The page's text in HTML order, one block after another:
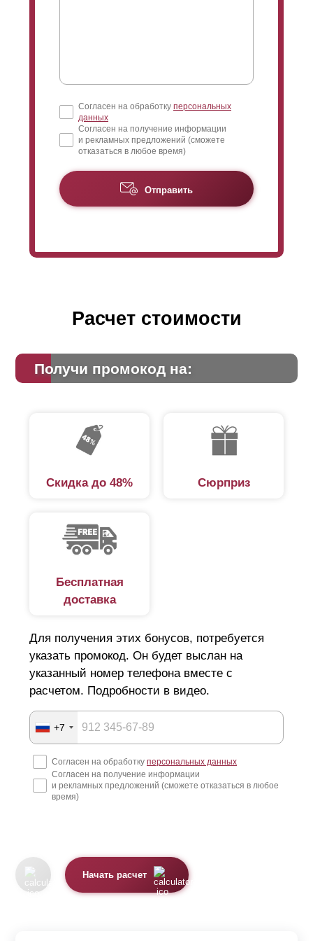
Согласен на обработку персональных
данных
Согласен на получение информации
и рекламных предложений (сможете
отказаться в любое время)
Отправить
Расчет стоимости
Получи промокод на:
Скидка до 48% Сюрприз
Бесплатная
доставка
Для получения этих бонусов, потребуется
указать промокод. Он будет выслан на
указанный номер телефона вместе с
расчетом. Подробности в видео.
+7
Согласен на обработку персональных данных
Согласен на получение информации
и рекламных предложений (сможете отказаться в любое
время)
Начать расчет